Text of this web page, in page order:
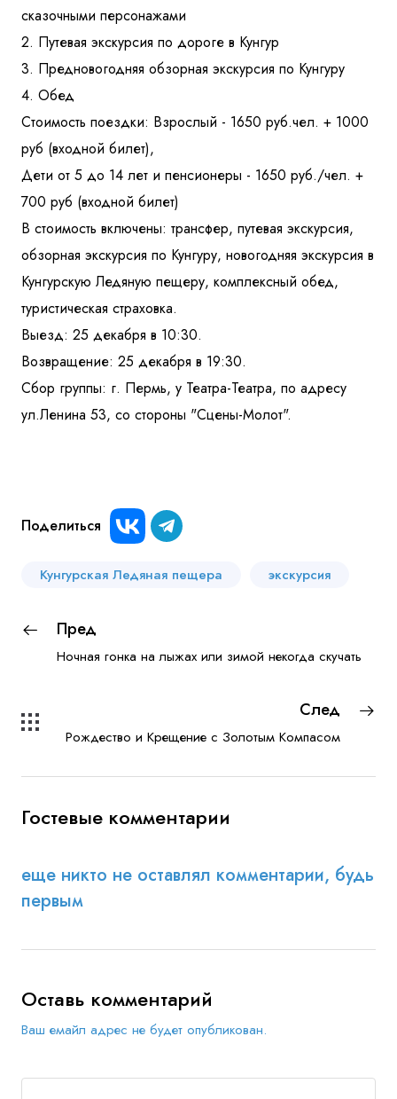
сказочными персонажами
2. Путевая экскурсия по дороге в Кунгур
3. Предновогодняя обзорная экскурсия по Кунгуру
4. Обед
Стоимость поездки: Взрослый - 1650 руб.чел. + 1000
руб (входной билет),
Дети от 5 до 14 лет и пенсионеры - 1650 руб./чел. +
700 руб (входной билет)
В стоимость включены: трансфер, путевая экскурсия,
обзорная экскурсия по Кунгуру, новогодняя экскурсия в
Кунгурскую Ледяную пещеру, комплексный обед,
туристическая страховка.
Выезд: 25 декабря в 10:30.
Возвращение: 25 декабря в 19:30.
Сбор группы: г. Пермь, у Театра-Театра, по адресу
ул.Ленина 53, со стороны "Сцены-Молот".
Поделиться
Кунгурская Ледяная пещера экскурсия
Пред
Ночная гонка на лыжах или зимой некогда скучать
След
Рождество и Крещение с Золотым Компасом
Гостевые комментарии
еще никто не оставлял комментарии, будь
первым
Оставь комментарий
Ваш емайл адрес не будет опубликован.